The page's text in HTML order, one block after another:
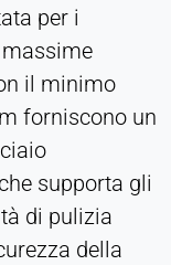
per i
il minimo
forniscono un
supporta gli
di pulizia
della
il sito